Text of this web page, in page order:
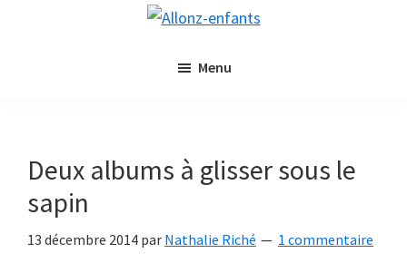
de
Nathalie
Riché
Menu
Deux albums à glisser sous le
sapin
13 décembre 2014 par Nathalie Riché 1 commentaire